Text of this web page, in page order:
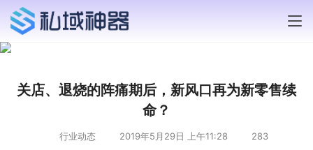
关店、退烧的阵痛期后，新风口再为新零售续
命？
行业动态 2019年5月29日 上午11:28 283